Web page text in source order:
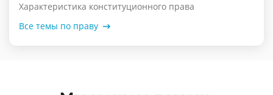
Характеристика конституционного права
Все темы по праву